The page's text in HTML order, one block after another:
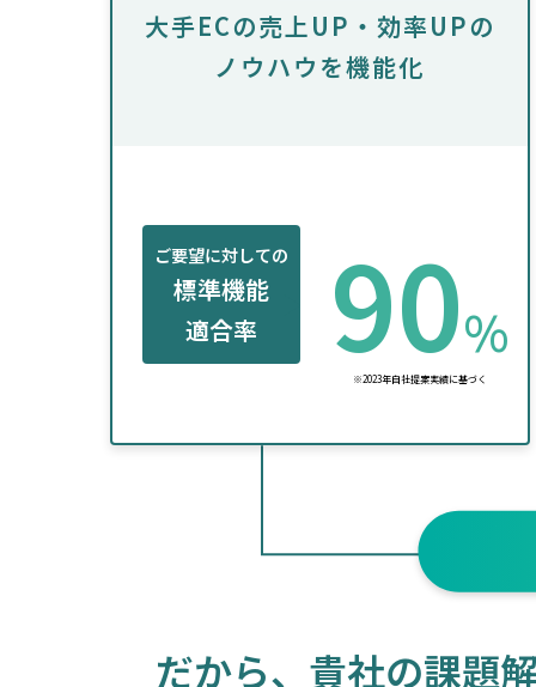
大手ECの売上UP・効率UPの
ノウハウを機能化
ご要望に対しての
標準機能
適合率
90%
※2023年自社提案実績に基づく
だから、貴社の課題